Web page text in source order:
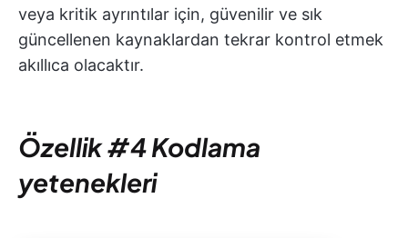
veya kritik ayrıntılar için, güvenilir ve sık
güncellenen kaynaklardan tekrar kontrol etmek
akıllıca olacaktır.
Özellik #4 Kodlama
yetenekleri